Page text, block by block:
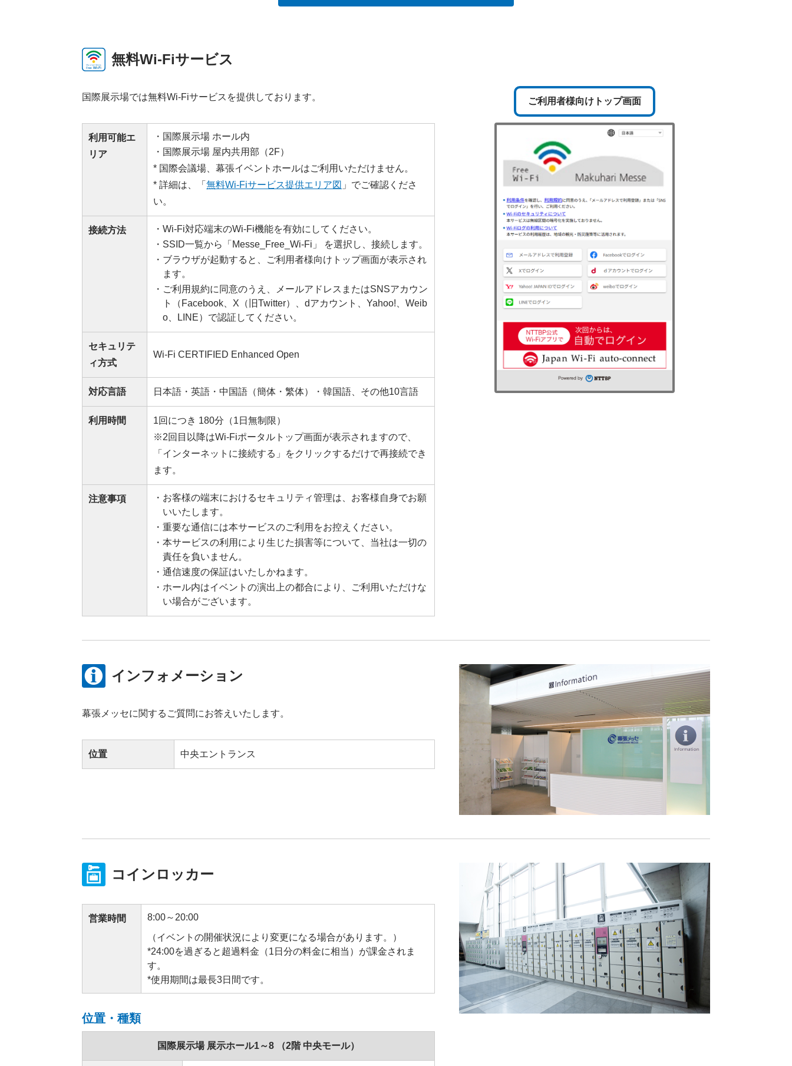
ご利用者様向けトップ画面
無料Wi-Fiサービス
国際展示場では無料Wi-Fiサービスを提供しております。
利⽤可能エ
リア
・国際展示場 ホール内
・国際展示場 屋内共用部（2F）
* 国際会議場、幕張イベントホールはご利用いただけません。
* 詳細は、「無料Wi-Fiサービス提供エリア図 」でご確認くださ
い。
接続⽅法
・Wi-Fi対応端末のWi-Fi機能を有効にしてください。
・SSID一覧から「Messe_Free_Wi-Fi」 を選択し、接続します。
・ブラウザが起動すると、ご利用者様向けトップ画面が表示され
ます。
・ご利用規約に同意のうえ、メールアドレスまたはSNSアカウン
ト（Facebook、X（旧Twitter）、dアカウント、Yahoo!、Weib
o、LINE）で認証してください。
セキュリテ
ィ方式
Wi-Fi CERTIFIED Enhanced Open
対応⾔語 日本語・英語・中国語（簡体・繁体）・韓国語、その他10言語
利⽤時間
1回につき 180分（1日無制限）
※2回目以降はWi-Fiポータルトップ画面が表示されますので、
「インターネットに接続する」をクリックするだけで再接続でき
ます。
注意事項
・お客様の端末におけるセキュリティ管理は、お客様自身でお願
いいたします。
・重要な通信には本サービスのご利用をお控えください。
・本サービスの利用により生じた損害等について、当社は一切の
責任を負いません。
・通信速度の保証はいたしかねます。
・ホール内はイベントの演出上の都合により、ご利用いただけな
い場合がございます。
インフォメーション
幕張メッセに関するご質問にお答えいたします。
位置 中央エントランス
コインロッカー
営業時間
8:00～20:00
（イベントの開催状況により変更になる場合があります。）
*24:00を過ぎると超過料金（1日分の料金に相当）が課金されま
す。
*使用期間は最長3日間です。
位置・種類
国際展示場 展示ホール1～8 （2階 中央モール）